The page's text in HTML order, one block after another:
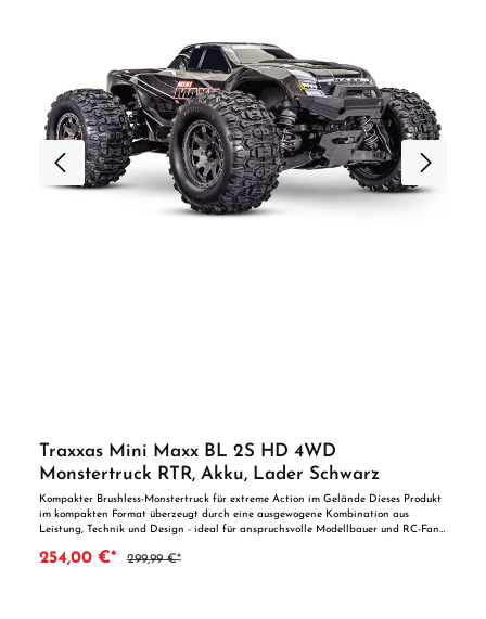
Traxxas Mini Maxx BL 2S HD 4WD
Monstertruck RTR, Akku, Lader Schwarz
Kompakter Brushless-Monstertruck für extreme Action im Gelände Dieses Produkt
im kompakten Format überzeugt durch eine ausgewogene Kombination aus
Leistung, Technik und Design - ideal für anspruchsvolle Modellbauer und RC-Fans.
Monstertrucks in ein handliches Format. Mit dem kraftvollen BL-2s Brushless-
254,00 €* 299,99 €*